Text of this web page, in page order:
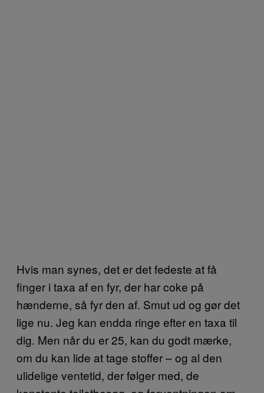
Hvis man synes, det er det fedeste at få
finger i taxa af en fyr, der har coke på
hænderne, så fyr den af. Smut ud og gør det
lige nu. Jeg kan endda ringe efter en taxa til
dig. Men når du er 25, kan du godt mærke,
om du kan lide at tage stoffer – og al den
ulidelige ventetid, der følger med, de